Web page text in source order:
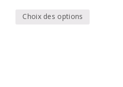
Choix des options